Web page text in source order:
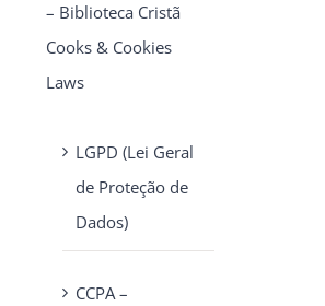
– Biblioteca Cristã
Cooks & Cookies
Laws
LGPD (Lei Geral
de Proteção de
Dados)
CCPA –